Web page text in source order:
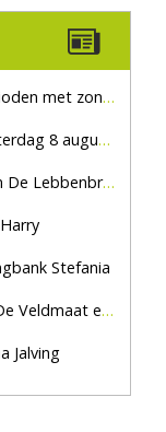
zon en droog
Haaksbergen
Lebbenbrugge
Stefania
en De Pas
Jalving